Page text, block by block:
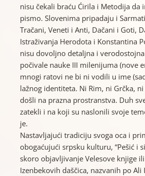
nisu čekali braću Ćirila i Metodija da
pismo. Slovenima pripadaju i
Tračani, Veneti i Anti, Dačani i Goti,
Istraživanja Herodota i Konstantina
nisu dovoljno detaljna i
počivale nauke III milenijuma (nove
mnogi ratovi ne bi ni vodili u ime
lažnog identiteta. Ni Rim, ni Grčka,
došli na prazna prostranstva. Duh
zatekli i na koji su naslonili svoje
je.
Nastavljajući tradiciju svoga oca i
obogaćujući srpsku kulturu, “Pešić i
skoro objavljivanje Velesove knjige
Izenbekovih daščica, nazvanih po Ali